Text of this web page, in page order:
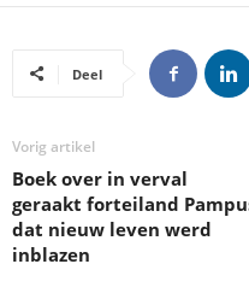
Deel
Vorig artikel
Boek over in verval
geraakt forteiland
dat nieuw leven werd
inblazen